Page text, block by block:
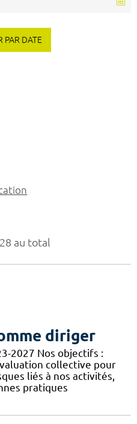
au total
diriger
2027 Nos objectifs :
collective pour
liés à nos activités,
pratiques
PAR DATE